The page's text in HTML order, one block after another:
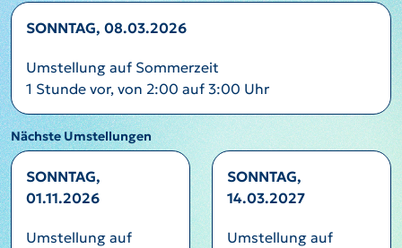
SONNTAG, 08.03.2026
Umstellung auf Sommerzeit
1 Stunde vor, von 2:00 auf 3:00 Uhr
Nächste Umstellungen
SONNTAG,
01.11.2026
Umstellung auf
SONNTAG,
14.03.2027
Umstellung auf